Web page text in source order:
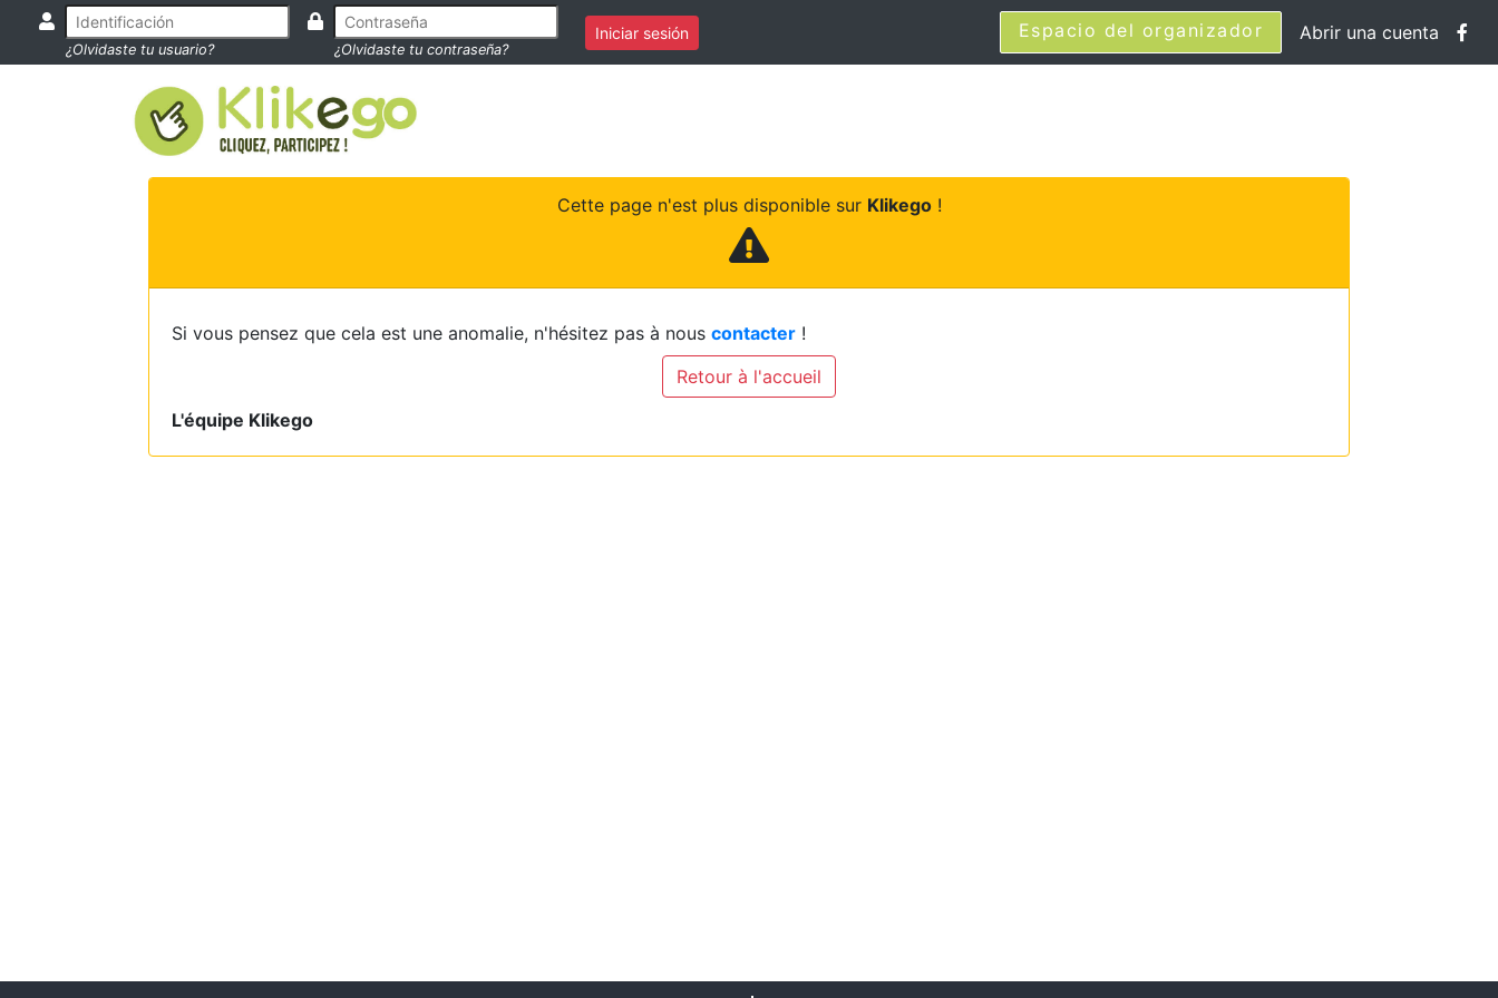
¿Olvidaste tu usuario? ¿Olvidaste tu contraseña?
Iniciar sesión Espacio del organizador Abrir una cuenta
Cette page n'est plus disponible sur Klikego!
Si vous pensez que cela est une anomalie, n'hésitez pas à nous contacter !
Retour à l'accueil
L'équipe Klikego